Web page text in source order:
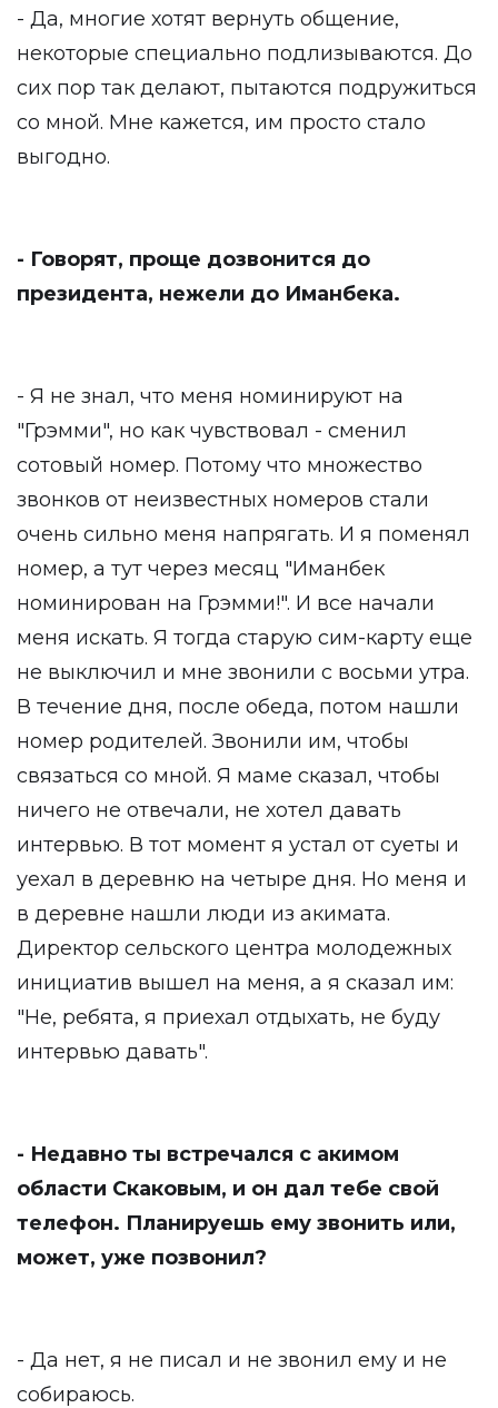
- Да, многие хотят вернуть общение,
некоторые специально подлизываются. До
сих пор так делают, пытаются подружиться
со мной. Мне кажется, им просто стало
выгодно.
- Говорят, проще дозвонится до
президента, нежели до Иманбека.
- Я не знал, что меня номинируют на
"Грэмми", но как чувствовал - сменил
сотовый номер. Потому что множество
звонков от неизвестных номеров стали
очень сильно меня напрягать. И я поменял
номер, а тут через месяц "Иманбек
номинирован на Грэмми!". И все начали
меня искать. Я тогда старую сим-карту еще
не выключил и мне звонили с восьми утра.
В течение дня, после обеда, потом нашли
номер родителей. Звонили им, чтобы
связаться со мной. Я маме сказал, чтобы
ничего не отвечали, не хотел давать
интервью. В тот момент я устал от суеты и
уехал в деревню на четыре дня. Но меня и
в деревне нашли люди из акимата.
Директор сельского центра молодежных
инициатив вышел на меня, а я сказал им:
"Не, ребята, я приехал отдыхать, не буду
интервью давать".
- Недавно ты встречался с акимом
области Скаковым, и он дал тебе свой
телефон. Планируешь ему звонить или,
может, уже позвонил?
- Да нет, я не писал и не звонил ему и не
собираюсь.